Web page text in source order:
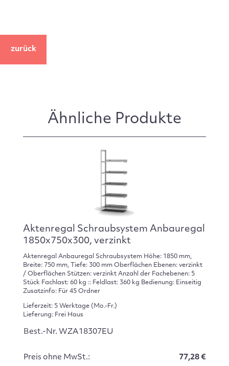
zurück
Ähnliche Produkte
Aktenregal Schraubsystem Anbauregal
1850x750x300, verzinkt
Aktenregal Anbauregal Schraubsystem Höhe: 1850 mm,
Breite: 750 mm, Tiefe: 300 mm Oberflächen Ebenen: verzinkt
/ Oberflächen Stützen: verzinkt Anzahl der Fachebenen: 5
Stück Fachlast: 60 kg :: Feldlast: 360 kg Bedienung: Einseitig
Zusatzinfo: Für 45 Ordner
Lieferzeit: 5 Werktage (Mo.-Fr.)
Lieferung: Frei Haus
Best.-Nr. WZA18307EU
Preis ohne MwSt.: 77,28 €